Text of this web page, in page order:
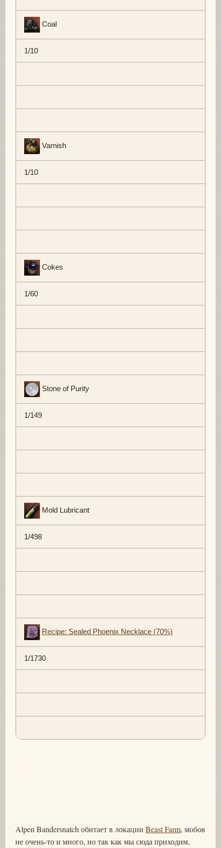
Coal
1/10
Varnish
1/10
Cokes
1/60
Stone of Purity
1/149
Mold Lubricant
1/498
Recipe: Sealed Phoenix Necklace (70%)
1/1730
Alpen Bandersnatch обитает в локации Beast Farm, мобов
не очень-то и много, но так как мы сюда приходим,